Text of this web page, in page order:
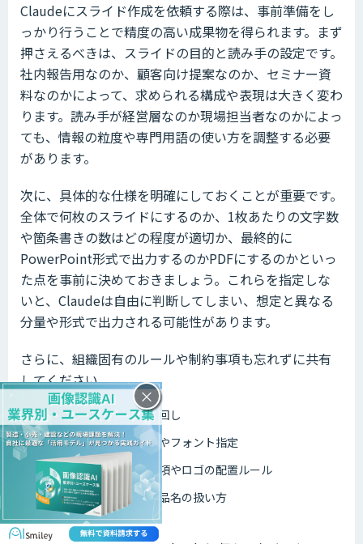
Claudeにスライド作成を依頼する際は、事前準備をし
っかり行うことで精度の高い成果物を得られます。まず
押さえるべきは、スライドの目的と読み手の設定です。
社内報告用なのか、顧客向け提案なのか、セミナー資
料なのかによって、求められる構成や表現は大きく変わ
ります。読み手が経営層なのか現場担当者なのかによっ
ても、情報の粒度や専門用語の使い方を調整する必要
があります。
次に、具体的な仕様を明確にしておくことが重要です。
全体で何枚のスライドにするのか、1枚あたりの文字数
や箇条書きの数はどの程度が適切か、最終的に
PowerPoint形式で出力するのかPDFにするのかといっ
た点を事前に決めておきましょう。これらを指定しな
いと、Claudeは自由に判断してしまい、想定と異なる
分量や形式で出力される可能性があります。
さらに、組織固有のルールや制約事項も忘れずに共有
してください。
使用禁止の表現や言い回し
会社のブランドカラーやフォント指定
必ず含めるべき免責事項やロゴの配置ルール
競合他社名や特定の製品名の扱い方
×